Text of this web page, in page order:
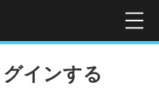
インする